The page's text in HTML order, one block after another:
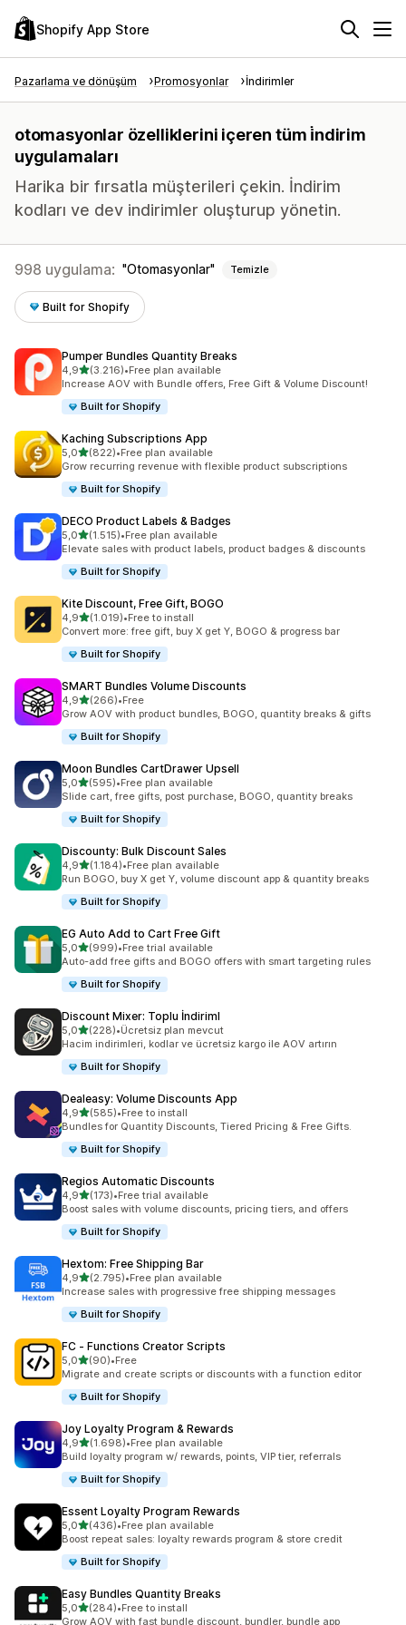
Shopify App Store
Pazarlama ve dönüşüm Promosyonlar İndirimler
otomasyonlar özelliklerini içeren tüm i̇ndirim
uygulamaları
Harika bir fırsatla müşterileri çekin. İndirim
kodları ve dev indirimler oluşturup yönetin.
998 uygulama: Otomasyonlar Temizle
Built for Shopify
Pumper Bundles Quantity Breaks
4,95 yıldız üzerinden
(3.216)
toplam 3216 değerlendirme
•Free plan available
Increase AOV with Bundle offers, Free Gift & Volume Discount!
Built for Shopify
Kaching Subscriptions App
5,05 yıldız üzerinden
(822)
toplam 822 değerlendirme
•Free plan available
Grow recurring revenue with flexible product subscriptions
Built for Shopify
DECO Product Labels & Badges
5,05 yıldız üzerinden
(1.515)
toplam 1515 değerlendirme
•Free plan available
Elevate sales with product labels, product badges & discounts
Built for Shopify
Kite Discount, Free Gift, BOGO
4,95 yıldız üzerinden
(1.019)
toplam 1019 değerlendirme
•Free to install
Convert more: free gift, buy X get Y, BOGO & progress bar
Built for Shopify
SMART Bundles Volume Discounts
4,95 yıldız üzerinden
(266)
toplam 266 değerlendirme
•Free
Grow AOV with product bundles, BOGO, quantity breaks & gifts
Built for Shopify
Moon Bundles CartDrawer Upsell
5,05 yıldız üzerinden
(595)
toplam 595 değerlendirme
•Free plan available
Slide cart, free gifts, post purchase, BOGO, quantity breaks
Built for Shopify
Discounty: Bulk Discount Sales
4,95 yıldız üzerinden
(1.184)
toplam 1184 değerlendirme
•Free plan available
Run BOGO, buy X get Y, volume discount app & quantity breaks
Built for Shopify
EG Auto Add to Cart Free Gift
5,05 yıldız üzerinden
(999)
toplam 999 değerlendirme
•Free trial available
Auto-add free gifts and BOGO offers with smart targeting rules
Built for Shopify
Discount Mixer: Toplu İndiriml
5,05 yıldız üzerinden
(228)
toplam 228 değerlendirme
•Ücretsiz plan mevcut
Hacim indirimleri, kodlar ve ücretsiz kargo ile AOV artırın
Built for Shopify
Dealeasy: Volume Discounts App
4,95 yıldız üzerinden
(585)
toplam 585 değerlendirme
•Free to install
Bundles for Quantity Discounts, Tiered Pricing & Free Gifts.
Built for Shopify
Regios Automatic Discounts
4,95 yıldız üzerinden
(173)
toplam 173 değerlendirme
•Free trial available
Boost sales with volume discounts, pricing tiers, and offers
Built for Shopify
Hextom: Free Shipping Bar
4,95 yıldız üzerinden
(2.795)
toplam 2795 değerlendirme
•Free plan available
Increase sales with progressive free shipping messages
Built for Shopify
FC ‑ Functions Creator Scripts
5,05 yıldız üzerinden
(90)
toplam 90 değerlendirme
•Free
Migrate and create scripts or discounts with a function editor
Built for Shopify
Joy Loyalty Program & Rewards
4,95 yıldız üzerinden
(1.698)
toplam 1698 değerlendirme
•Free plan available
Build loyalty program w/ rewards, points, VIP tier, referrals
Built for Shopify
Essent Loyalty Program Rewards
5,05 yıldız üzerinden
(436)
toplam 436 değerlendirme
•Free plan available
Boost repeat sales: loyalty rewards program & store credit
Built for Shopify
Easy Bundles Quantity Breaks
5,05 yıldız üzerinden
(284)
toplam 284 değerlendirme
•Free to install
Grow AOV with fast bundle discount, bundler, bundle app